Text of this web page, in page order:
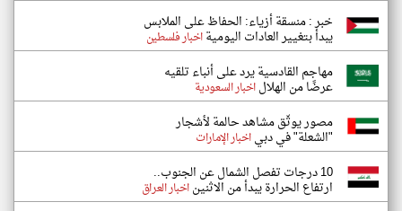
خبر : منسقة أزياء: الحفاظ على الملابس
يبدأ بتغيير العادات اليوميةاخبار فلسطين
مهاجم القادسية يرد على أنباء تلقيه
عرضًا من الهلالاخبار السعودية
مصور يوثّق مشاهد حالمة لأشجار
"الشعلة" في دبياخبار الإمارات
10 درجات تفصل الشمال عن الجنوب..
ارتفاع الحرارة يبدأ من الاثنيناخبار العراق